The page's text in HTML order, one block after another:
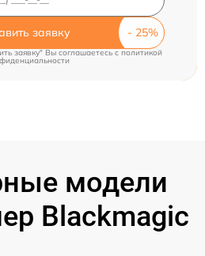
заявку
заявку" Вы соглашаетесь cполитикой
модели
Blackmagic